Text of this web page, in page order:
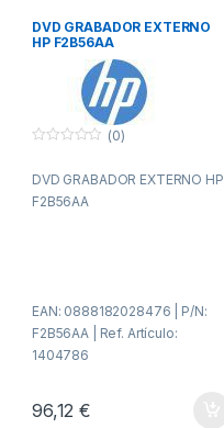
DVD GRABADOR EXTERNO
HP F2B56AA
u
r
(0)
DVD GRABADOR EXTERNO HP
F2B56AA
EAN: 0888182028476 | P/N:
F2B56AA | Ref. Artículo:
1404786
96,12€